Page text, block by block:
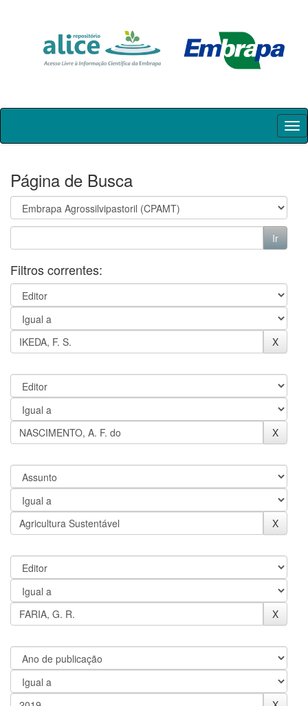
Skip
Página de Busca
Filtros correntes: